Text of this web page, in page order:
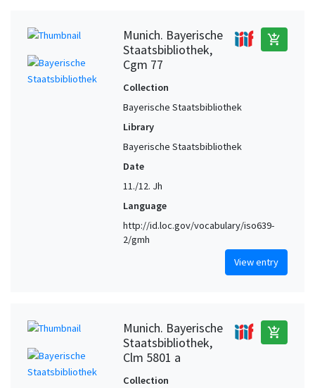
Munich. Bayerische
Staatsbibliothek,
Cgm 77
add_shopping_cart
Collection
Bayerische Staatsbibliothek
Library
Bayerische Staatsbibliothek
Date
11./12. Jh
Language
http://id.loc.gov/vocabulary/iso639-
2/gmh
View entry
Munich. Bayerische
Staatsbibliothek,
Clm 5801 a
add_shopping_cart
Collection